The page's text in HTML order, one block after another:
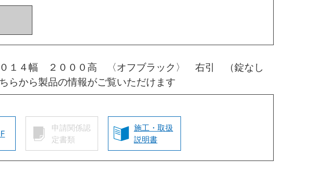
１４幅 ２０００高 〈オフブラック〉 右引 （錠なし
らから製品の情報がご覧いただけます
申請関係認
定書類
施工・取扱
説明書